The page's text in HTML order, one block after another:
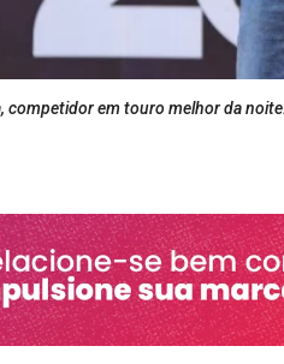
competidor em touro melhor da